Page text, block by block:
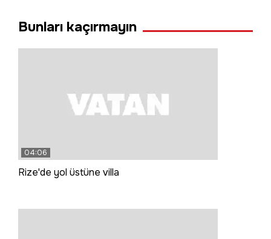
Bunları kaçırmayın
04:06
Rize'de yol üstüne villa